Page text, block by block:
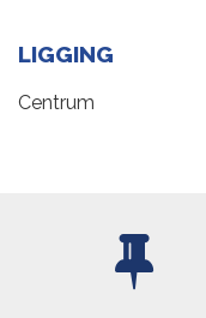
LIGGING
Centrum